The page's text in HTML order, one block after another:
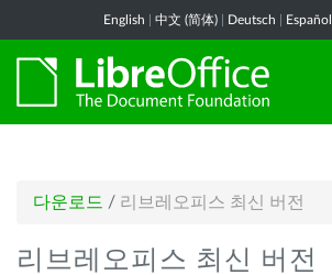
English 中文 (简体) Deutsch Español
다운로드 / 리브레오피스 최신 버전
리브레오피스 최신 버전